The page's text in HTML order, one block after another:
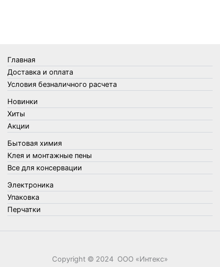
Товары для кухни
Товары для сада и огорода
Товары для туризма и отдыха
Упаковка
Утеплители и прочее
Фонари, лампы и удлинители
Хозяйственные товары
Швабры, стекломои, черенки и насадки
Шнуры, веревки и шпагаты
Электроника
Элементы питания
Главная
Доставка и оплата
Условия безналичного расчета
Новинки
Хиты
Акции
Бытовая химия
Клея и монтажные пены
Все для консервации
Электроника
Упаковка
Перчатки
Copyright © 2024 ООО «‎Интекс»‎